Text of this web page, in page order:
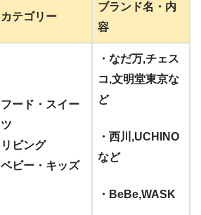
カテゴリー
ブランド名・内
容
フード・スイー
ツ
リビング
ベビー・キッズ
・なだ万,チェス
コ,文明堂東京な
ど
・西川,UCHINO
など
・BeBe,WASK